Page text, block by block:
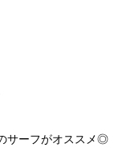
サーフがオススメ◎